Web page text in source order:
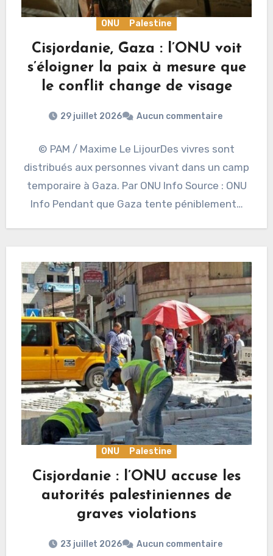
ONU Palestine
Cisjordanie, Gaza : l’ONU voit
s’éloigner la paix à mesure que
le conflit change de visage
29 juillet 2026 Aucun commentaire
© PAM / Maxime Le LijourDes vivres sont
distribués aux personnes vivant dans un camp
temporaire à Gaza. Par ONU Info Source : ONU
Info Pendant que Gaza tente péniblement…
ONU Palestine
Cisjordanie : l’ONU accuse les
autorités palestiniennes de
graves violations
23 juillet 2026 Aucun commentaire